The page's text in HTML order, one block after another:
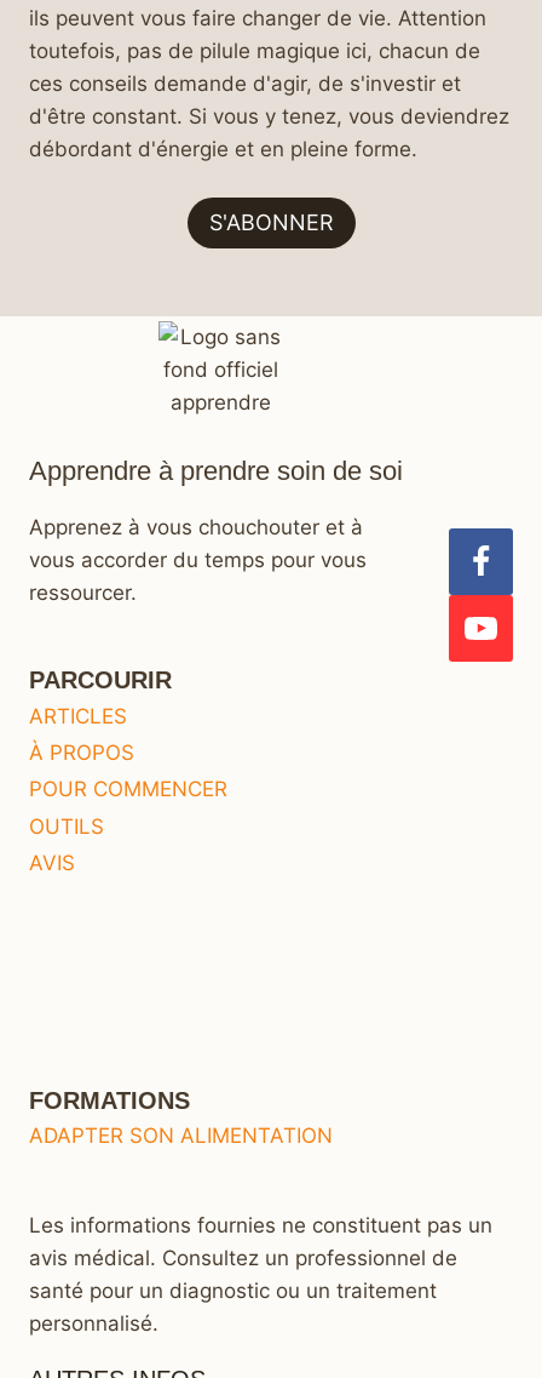
ils peuvent vous faire changer de vie. Attention
toutefois, pas de pilule magique ici, chacun de
ces conseils demande d'agir, de s'investir et
d'être constant. Si vous y tenez, vous deviendrez
débordant d'énergie et en pleine forme.
S'ABONNER
Apprendre à prendre soin de soi
Apprenez à vous chouchouter et à
vous accorder du temps pour vous
ressourcer.
PARCOURIR
ARTICLES
À PROPOS
POUR COMMENCER
OUTILS
AVIS
FORMATIONS
ADAPTER SON ALIMENTATION
Les informations fournies ne constituent pas un
avis médical. Consultez un professionnel de
santé pour un diagnostic ou un traitement
personnalisé.